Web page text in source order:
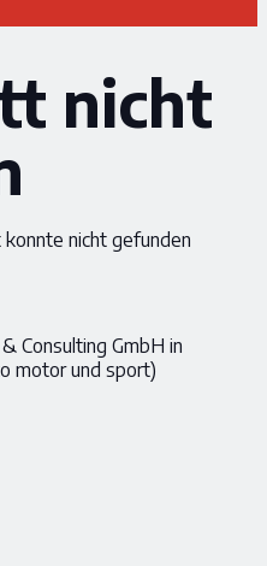
nicht
nicht gefunden
Consulting GmbH in
motor und sport)